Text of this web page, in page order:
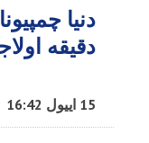
دقیقه
15 اییول 16:42